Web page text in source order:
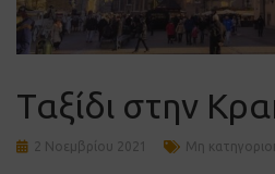
Ταξίδι στην
2 Νοεμβρίου 2021 Μη